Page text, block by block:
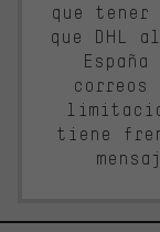
que tener
que DHL
correos
tiene